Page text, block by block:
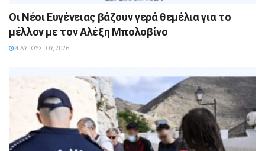
Οι Νέοι Ευγένειας βάζουν γερά θεμέλια για το
μέλλον με τον Αλέξη Μπολοβίνο
4 ΑΥΓΟΎΣΤΟΥ, 2026